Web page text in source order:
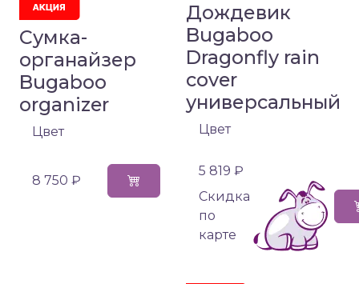
Сумка-
органайзер
Bugaboo
organizer
Цвет
8 750 ₽
Дождевик
Bugaboo
Dragonfly rain
cover
универсальный
Цвет
5 819 ₽
Cкидка
по
карте